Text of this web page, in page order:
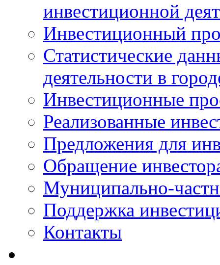
инвестиционной
Инвестиционный
Статистические
деятельности в
Инвестиционные
Реализованные
Предложения для
Обращение
Муниципально-
Поддержка
Контакты